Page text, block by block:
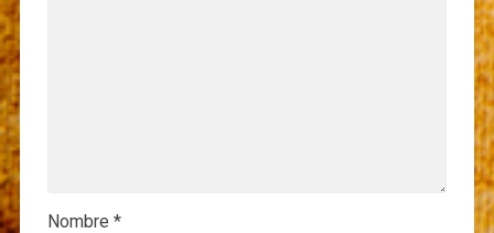
Nombre *